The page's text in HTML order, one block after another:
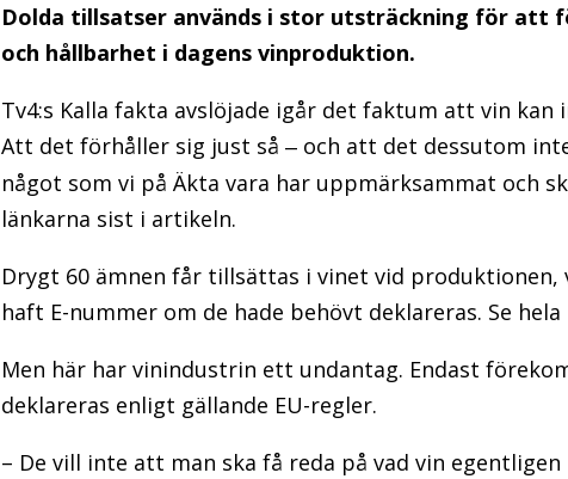
Dolda tillsatser används i stor utsträckning för att
och hållbarhet i dagens vinproduktion.
Tv4:s Kalla fakta avslöjade igår det faktum att vin kan
Att det förhåller sig just så – och att det dessutom
något som vi på Äkta vara har uppmärksammat och
länkarna sist i artikeln.
Drygt 60 ämnen får tillsättas i vinet vid produktionen,
haft E-nummer om de hade behövt deklareras. Se
Men här har vinindustrin ett undantag. Endast
deklareras enligt gällande EU-regler.
– De vill inte att man ska få reda på vad vin